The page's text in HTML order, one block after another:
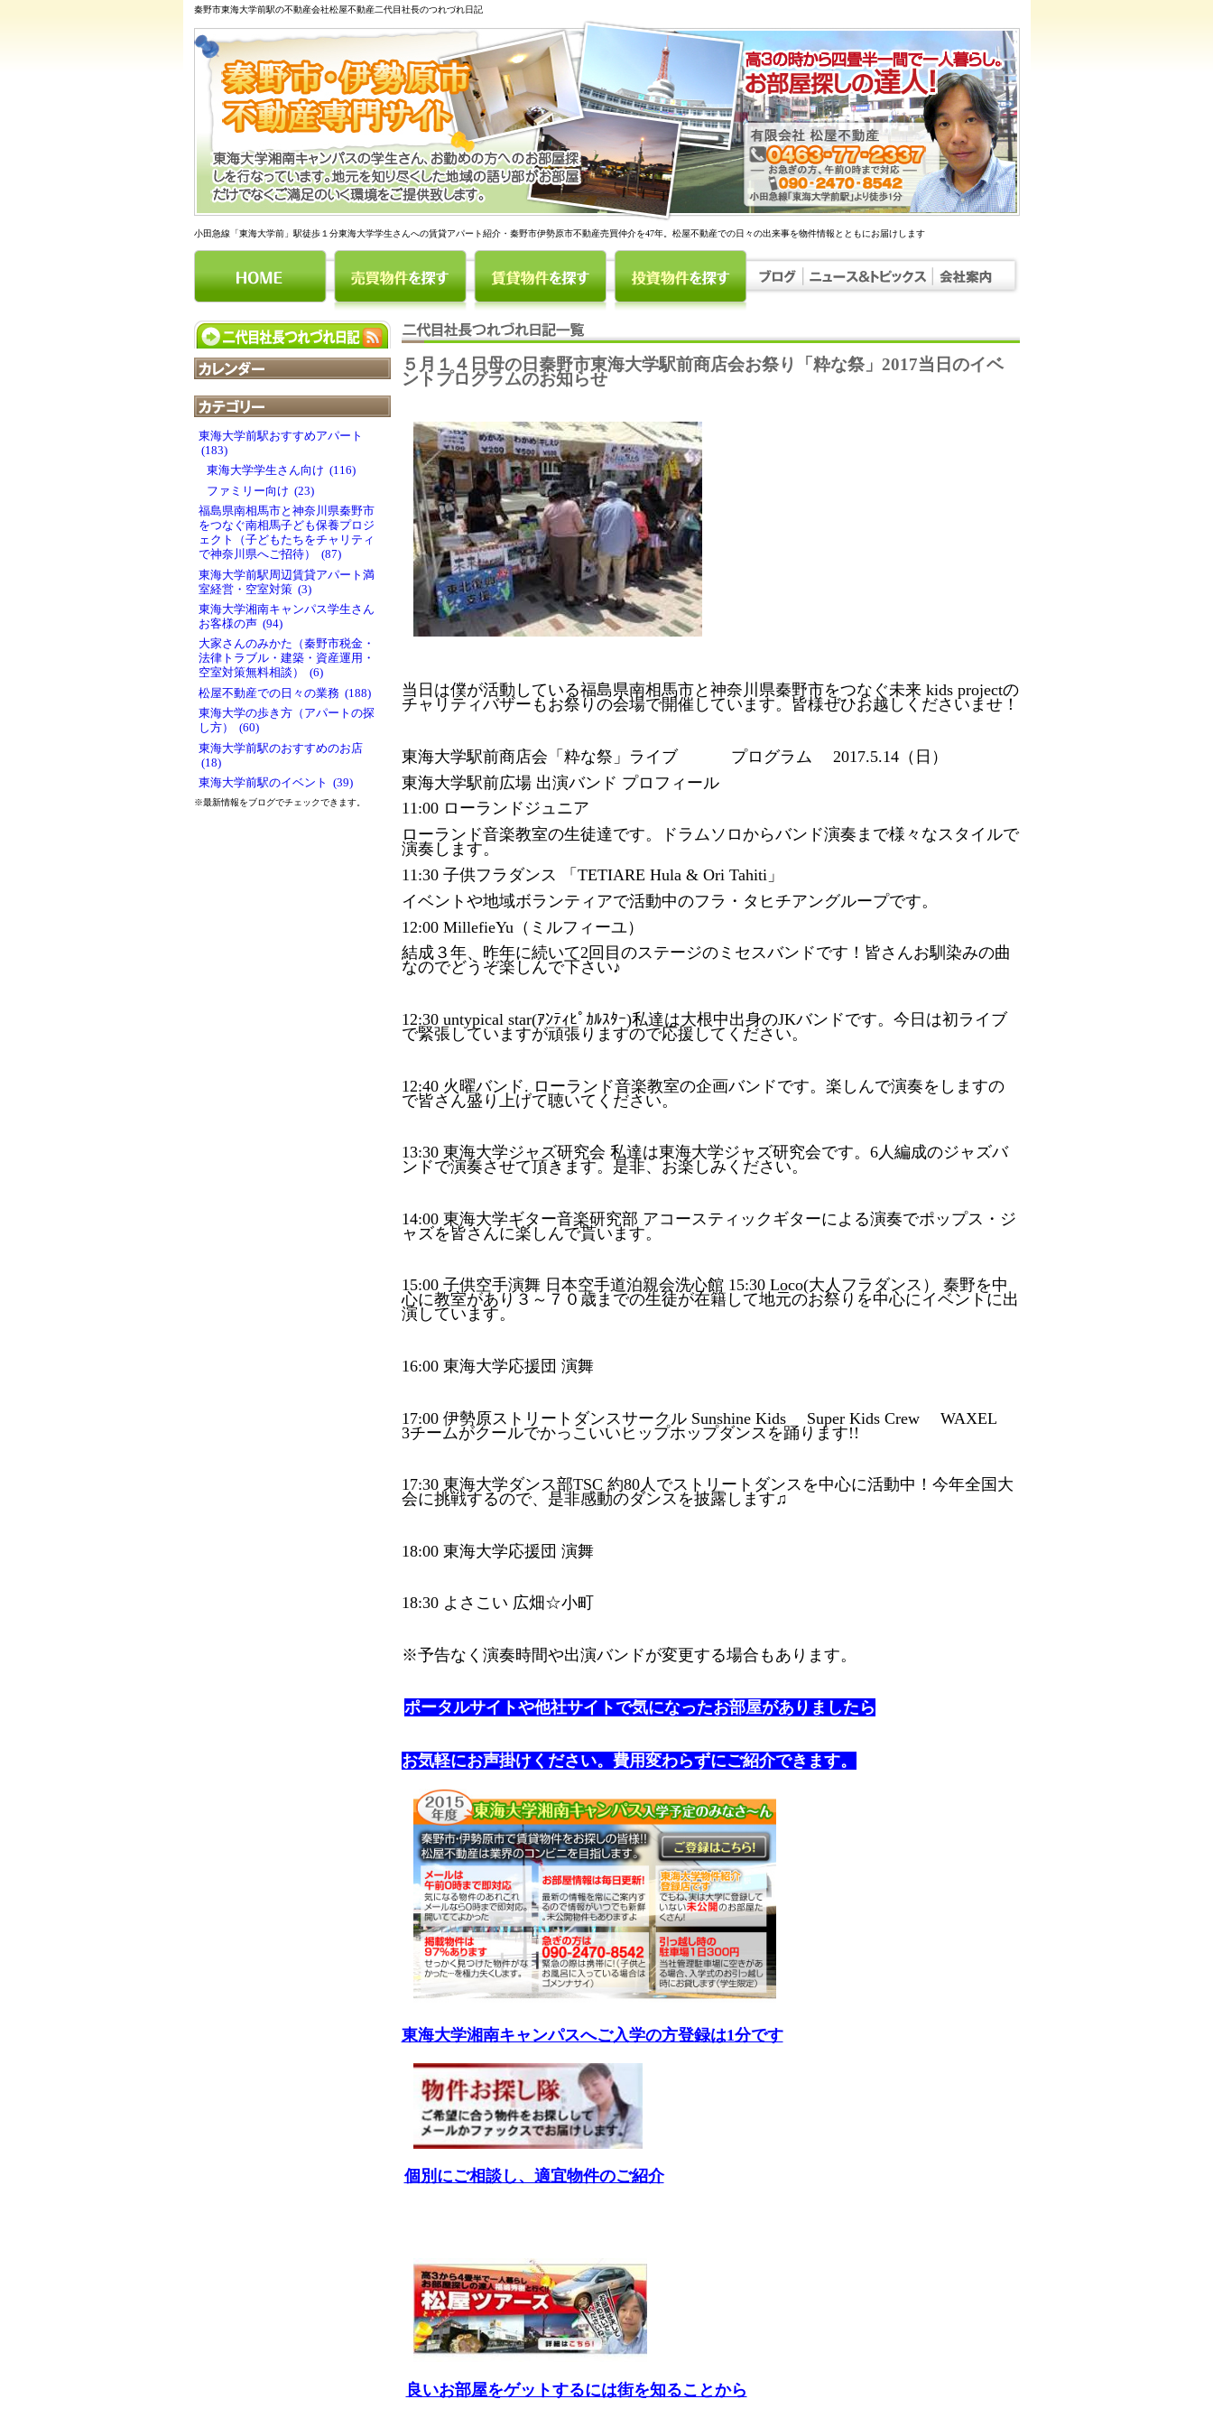
秦野市東海大学前駅の不動産会社松屋不動産二代目社長のつれづれ日記
小田急線「東海大学前」駅徒歩１分東海大学学生さんへの賃貸アパート紹介・秦野市伊勢原市不動産売買仲介を47年。松屋不動産での日々の出来事を物件情報とともにお届けします
５月１４日母の日秦野市東海大学駅前商店会お祭り「粋な祭」2017当日のイベ
ントプログラムのお知らせ
当日は僕が活動している福島県南相馬市と神奈川県秦野市をつなぐ未来 kids projectの
チャリティバザーもお祭りの会場で開催しています。皆様ぜひお越しくださいませ！
東海大学駅前商店会「粋な祭」ライブ プログラム 2017.5.14（日）
東海大学駅前広場 出演バンド プロフィール
11:00 ローランドジュニア
ローランド音楽教室の生徒達です。ドラムソロからバンド演奏まで様々なスタイルで
演奏します。
11:30 子供フラダンス 「TETIARE Hula & Ori Tahiti」
イベントや地域ボランティアで活動中のフラ・タヒチアングループです。
12:00 MillefieYu（ミルフィーユ）
結成３年、昨年に続いて2回目のステージのミセスバンドです！皆さんお馴染みの曲
なのでどうぞ楽しんで下さい♪
12:30 untypical star(ｱﾝﾃｨﾋﾟｶﾙｽﾀｰ)私達は大根中出身のJKバンドです。今日は初ライブ
で緊張していますが頑張りますので応援してください。
12:40 火曜バンド. ローランド音楽教室の企画バンドです。楽しんで演奏をしますの
で皆さん盛り上げて聴いてください。
13:30 東海大学ジャズ研究会 私達は東海大学ジャズ研究会です。6人編成のジャズバ
ンドで演奏させて頂きます。是非、お楽しみください。
14:00 東海大学ギター音楽研究部 アコースティックギターによる演奏でポップス・ジ
ャズを皆さんに楽しんで貰います。
15:00 子供空手演舞 日本空手道泊親会洗心館 15:30 Loco(大人フラダンス） 秦野を中
心に教室があり３～７０歳までの生徒が在籍して地元のお祭りを中心にイベントに出
演しています。
16:00 東海大学応援団 演舞
17:00 伊勢原ストリートダンスサークル Sunshine Kids Super Kids Crew WAXEL
3チームがクールでかっこいいヒップホップダンスを踊ります!!
17:30 東海大学ダンス部TSC 約80人でストリートダンスを中心に活動中！今年全国大
会に挑戦するので、是非感動のダンスを披露します♫
18:00 東海大学応援団 演舞
18:30 よさこい 広畑☆小町
※予告なく演奏時間や出演バンドが変更する場合もあります。
ポータルサイトや他社サイトで気になったお部屋がありましたら
お気軽にお声掛けください。費用変わらずにご紹介できます。
東海大学湘南キャンパスへご入学の方登録は1分です
個別にご相談し、適宜物件のご紹介
良いお部屋をゲットするには街を知ることから
東海大学前駅おすすめアパート
(183)
東海大学学生さん向け (116)
ファミリー向け (23)
福島県南相馬市と神奈川県秦野市
をつなぐ南相馬子ども保養プロジ
ェクト（子どもたちをチャリティ
で神奈川県へご招待） (87)
東海大学前駅周辺賃貸アパート満
室経営・空室対策 (3)
東海大学湘南キャンパス学生さん
お客様の声 (94)
大家さんのみかた（秦野市税金・
法律トラブル・建築・資産運用・
空室対策無料相談） (6)
松屋不動産での日々の業務 (188)
東海大学の歩き方（アパートの探
し方） (60)
東海大学前駅のおすすめのお店
(18)
東海大学前駅のイベント (39)
※最新情報をブログでチェックできます。